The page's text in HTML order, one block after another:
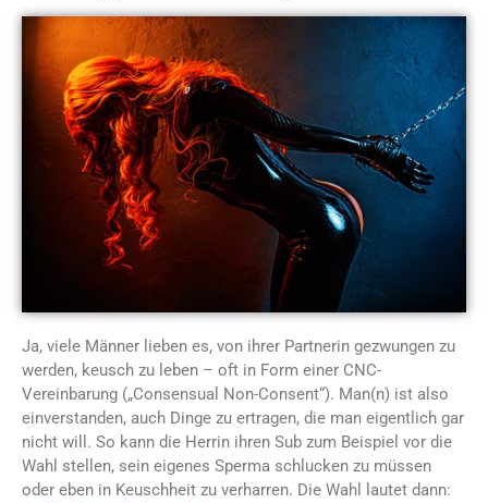
Ja, viele Männer lieben es, von ihrer Partnerin gezwungen zu
werden, keusch zu leben – oft in Form einer CNC-
Vereinbarung („Consensual Non-Consent“). Man(n) ist also
einverstanden, auch Dinge zu ertragen, die man eigentlich gar
nicht will. So kann die Herrin ihren Sub zum Beispiel vor die
Wahl stellen, sein eigenes Sperma schlucken zu müssen
oder eben in Keuschheit zu verharren. Die Wahl lautet dann: